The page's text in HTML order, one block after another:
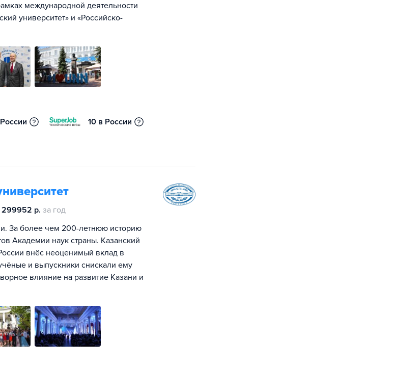
международной деятельности
университет» и «Российско-
10 в России
299952 р. за год
За более чем 200-летнюю историю
Академии наук страны. Казанский
внёс неоценимый вклад в
и выпускники снискали ему
влияние на развитие Казани и